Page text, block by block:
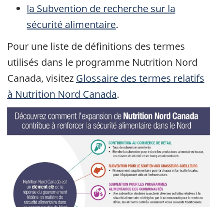
la Subvention de recherche sur la
sécurité alimentaire.
Pour une liste de définitions des termes
utilisés dans le programme Nutrition Nord
Canada, visitez Glossaire des termes relatifs
à Nutrition Nord Canada.